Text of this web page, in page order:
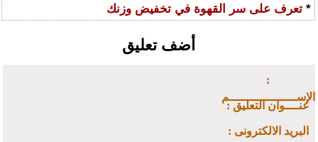
* تعرف على سر القهوة في تخفيض وزنك
أضف تعليق
:
الإســـــــــــــــــــم
: عنــــوان التعليق
: البريد الالكترونى